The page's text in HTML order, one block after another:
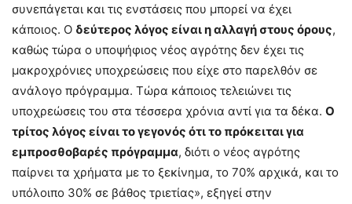
συνεπάγεται και τις ενστάσεις που μπορεί να έχει
κάποιος. Ο δεύτερος λόγος είναι η αλλαγή στους όρους,
καθώς τώρα ο υποψήφιος νέος αγρότης δεν έχει τις
μακροχρόνιες υποχρεώσεις που είχε στο παρελθόν σε
ανάλογο πρόγραμμα. Τώρα κάποιος τελειώνει τις
υποχρεώσεις του στα τέσσερα χρόνια αντί για τα δέκα. Ο
τρίτος λόγος είναι το γεγονός ότι το πρόκειται για
εμπροσθοβαρές πρόγραμμα, διότι ο νέος αγρότης
παίρνει τα χρήματα με το ξεκίνημα, το 70% αρχικά, και το
υπόλοιπο 30% σε βάθος τριετίας», εξηγεί στην